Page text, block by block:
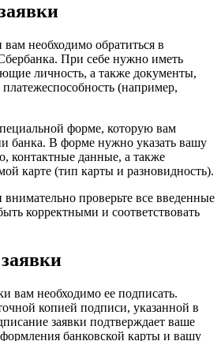
необходимо обратиться в
При себе нужно иметь
личность, а также документы,
(например,
форме, которую вам
банка. В форме нужно указать вашу
контактные данные, а также
карте (тип карты и разновидность).
проверьте все введенные
корректными и соответствовать
вам необходимо ее подписать.
копией подписи, указанной в
заявки подтверждает ваше
банковской карты и вашу